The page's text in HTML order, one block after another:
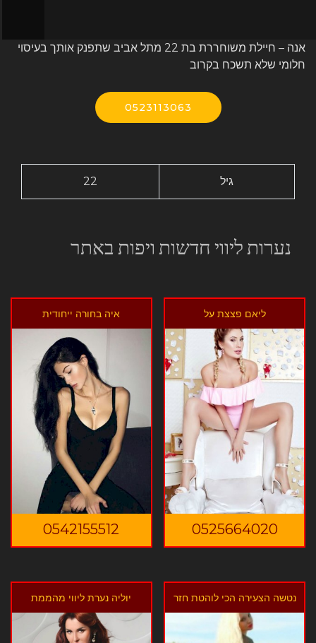
אנה – חיילת משוחררת בת 22 מתל אביב שתפנק אותך בעיסוי
חלומי שלא תשכח בקרוב
0523113063
22 גיל
נערות ליווי חדשות ויפות באתר
ליאם פצצת על
0525664020
איה בחורה ייחודית
0542155512
נטשה הצעירה הכי לוהטת חזר יוליה נערת ליווי מהממת